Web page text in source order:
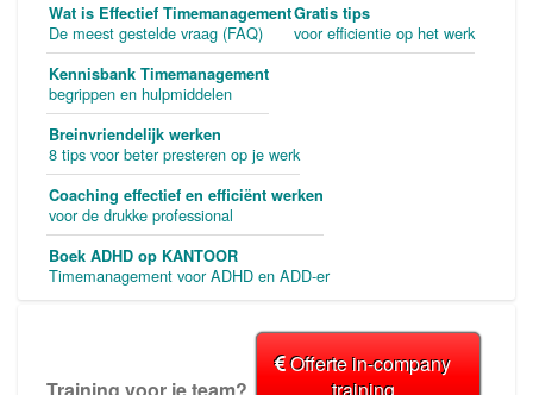
Wat is Effectief Timemanagement
De meest gestelde vraag (FAQ)
Gratis tips
voor efficientie op het werk
Kennisbank Timemanagement
begrippen en hulpmiddelen
Breinvriendelijk werken
8 tips voor beter presteren op je werk
Coaching effectief en efficiënt werken
voor de drukke professional
Boek ADHD op KANTOOR
Timemanagement voor ADHD en ADD-er
Training voor je team?
Offerte in-company
training